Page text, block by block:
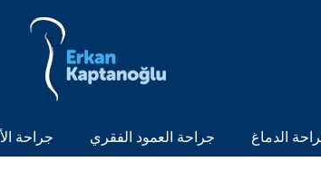
الدماغ جراحة العمود الفقري جراحة